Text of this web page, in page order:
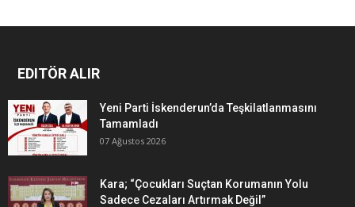
EDITÖR ALIR
Yeni Parti İskenderun’da Teşkilatlanmasını
Tamamladı
07 Ağustos 2026
Kara; “Çocukları Suçtan Korumanın Yolu
Sadece Cezaları Artırmak Değil”